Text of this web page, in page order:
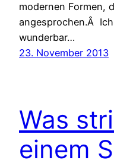
modernen Formen,
angesprochen.Â
wunderbar…
23. November 2013
Was
einem